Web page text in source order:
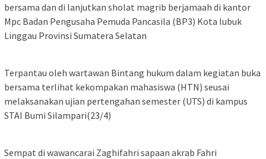
bersama dan di lanjutkan sholat magrib berjamaah di kantor
Mpc Badan Pengusaha Pemuda Pancasila (BP3) Kota lubuk
Linggau Provinsi Sumatera Selatan
Terpantau oleh wartawan Bintang hukum dalam kegiatan buka
bersama terlihat kekompakan mahasiswa (HTN) seusai
melaksanakan ujian pertengahan semester (UTS) di kampus
STAI Bumi Silampari(23/4)
Sempat di wawancarai Zaghifahri sapaan akrab Fahri